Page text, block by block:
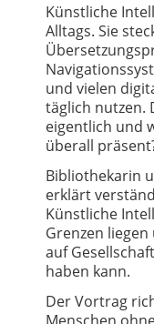
Künstliche
Alltags. Sie
und vielen
täglich nutzen.
eigentlich und
überall
Bibliothekarin
erklärt
Künstliche
Grenzen
auf
haben kann.
Der Vortrag
Menschen